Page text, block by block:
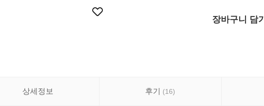
장바구니 담기
상세정보 후기 (16)